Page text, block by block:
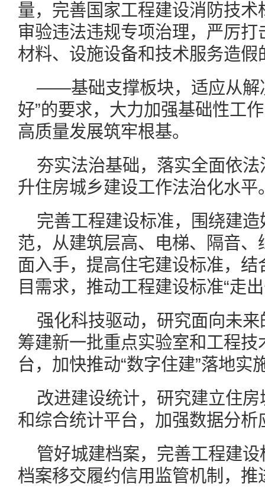
量，完善国家工程建设消防技
审验违法违规专项治理，严厉
材料、设施设备和技术服务造
——基础支撑板块，适应从解
好”的要求，大力加强基础性工
高质量发展筑牢根基。
夯实法治基础，落实全面依
升住房城乡建设工作法治化水平
完善工程建设标准，围绕建
范，从建筑层高、电梯、隔音
面入手，提高住宅建设标准，结
目需求，推动工程建设标准“走
强化科技驱动，研究面向未
筹建新一批重点实验室和工程
台，加快推动“数字住建”落地实
改进建设统计，研究建立住
和综合统计平台，加强数据分析
管好城建档案，完善工程建
档案移交履约信用监管机制，